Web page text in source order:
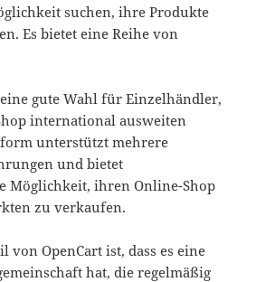
suchen, ihre Produkte
Es bietet eine Reihe von
gute Wahl für Einzelhändler,
international ausweiten
unterstützt mehrere
und bietet
Möglichkeit, ihren Online-Shop
zu verkaufen.
von OpenCart ist, dass es eine
hat, die regelmäßig